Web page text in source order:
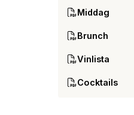
Middag
Brunch
Vinlista
Cocktails